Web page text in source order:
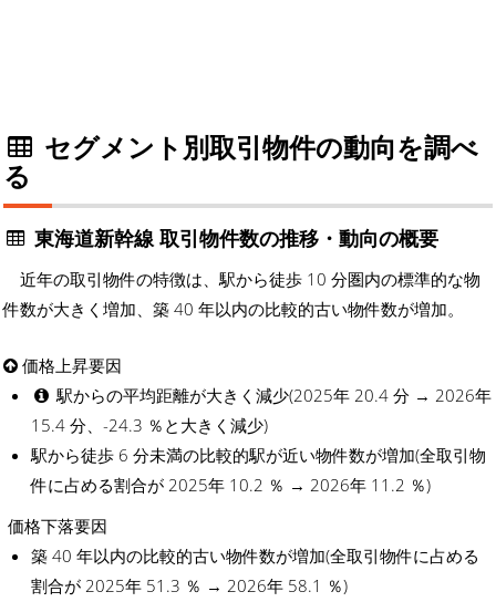
セグメント別取引物件の動向を調べ
る
東海道新幹線 取引物件数の推移・動向の概要
近年の取引物件の特徴は、駅から徒歩 10 分圏内の標準的な物
件数が大きく増加、築 40 年以内の比較的古い物件数が増加。
価格上昇要因
駅からの平均距離が大きく減少(2025年 20.4 分 → 2026年
15.4 分、-24.3 ％と大きく減少)
駅から徒歩 6 分未満の比較的駅が近い物件数が増加(全取引物
件に占める割合が 2025年 10.2 ％ → 2026年 11.2 ％)
価格下落要因
築 40 年以内の比較的古い物件数が増加(全取引物件に占める
割合が 2025年 51.3 ％ → 2026年 58.1 ％)